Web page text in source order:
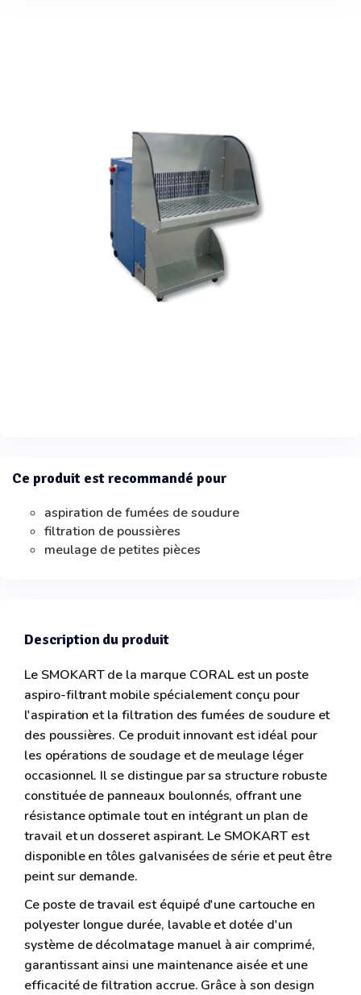
Ce produit est recommandé pour
aspiration de fumées de soudure
filtration de poussières
meulage de petites pièces
Description du produit
Le SMOKART de la marque CORAL est un poste
aspiro-filtrant mobile spécialement conçu pour
l'aspiration et la filtration des fumées de soudure et
des poussières. Ce produit innovant est idéal pour
les opérations de soudage et de meulage léger
occasionnel. Il se distingue par sa structure robuste
constituée de panneaux boulonnés, offrant une
résistance optimale tout en intégrant un plan de
travail et un dosseret aspirant. Le SMOKART est
disponible en tôles galvanisées de série et peut être
peint sur demande.
Ce poste de travail est équipé d'une cartouche en
polyester longue durée, lavable et dotée d'un
système de décolmatage manuel à air comprimé,
garantissant ainsi une maintenance aisée et une
efficacité de filtration accrue. Grâce à son design